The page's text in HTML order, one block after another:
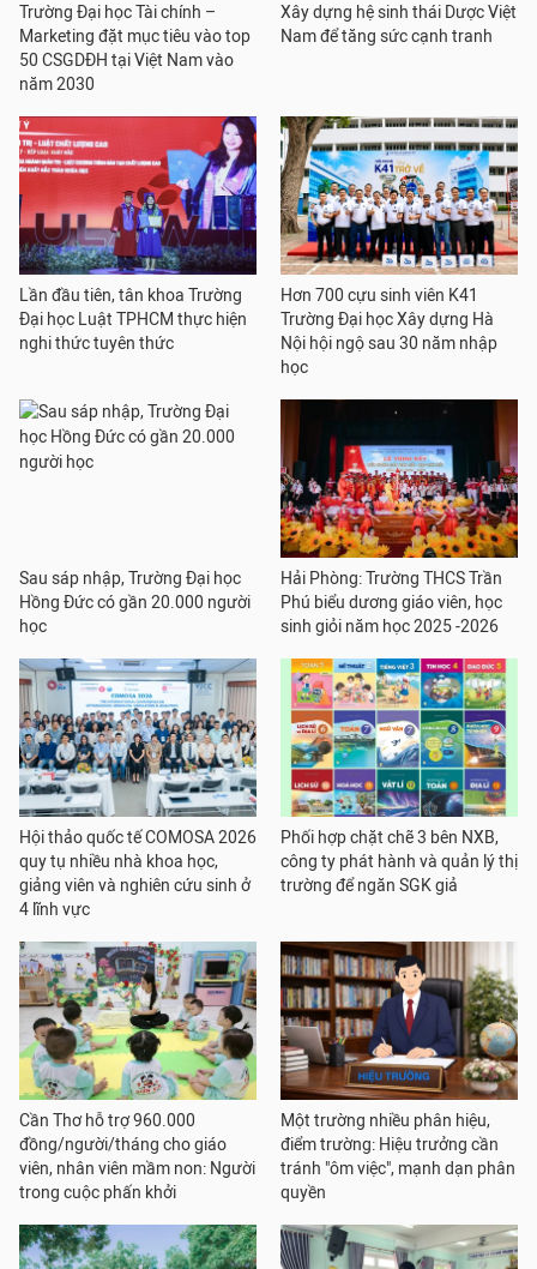
Trường Đại học Tài chính –
Marketing đặt mục tiêu vào top
50 CSGDĐH tại Việt Nam vào
năm 2030
Xây dựng hệ sinh thái Dược Việt
Nam để tăng sức cạnh tranh
Lần đầu tiên, tân khoa Trường
Đại học Luật TPHCM thực hiện
nghi thức tuyên thức
Hơn 700 cựu sinh viên K41
Trường Đại học Xây dựng Hà
Nội hội ngộ sau 30 năm nhập
học
Sau sáp nhập, Trường Đại học
Hồng Đức có gần 20.000 người
học
Hải Phòng: Trường THCS Trần
Phú biểu dương giáo viên, học
sinh giỏi năm học 2025 -2026
Hội thảo quốc tế COMOSA 2026
quy tụ nhiều nhà khoa học,
giảng viên và nghiên cứu sinh ở
4 lĩnh vực
Phối hợp chặt chẽ 3 bên NXB,
công ty phát hành và quản lý thị
trường để ngăn SGK giả
Cần Thơ hỗ trợ 960.000
đồng/người/tháng cho giáo
viên, nhân viên mầm non: Người
trong cuộc phấn khởi
Một trường nhiều phân hiệu,
điểm trường: Hiệu trưởng cần
tránh "ôm việc", mạnh dạn phân
quyền